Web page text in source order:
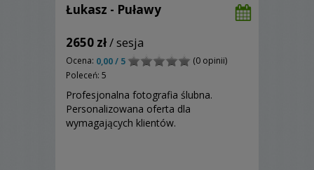
Łukasz - Puławy
2650 zł/ sesja
Ocena: 0,00 / 5
(0 opinii)
Poleceń: 5
Profesjonalna fotografia ślubna.
Personalizowana oferta dla
wymagających klientów.